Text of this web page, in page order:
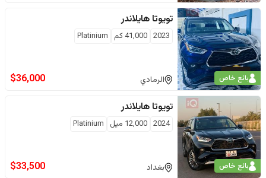
بائع خاص
تويوتا هايلاندر
2023
41,000كم Platinium
الرمادي $36,000
بائع خاص
تويوتا هايلاندر
2024
12,000 ميل Platinium
بغداد $33,500